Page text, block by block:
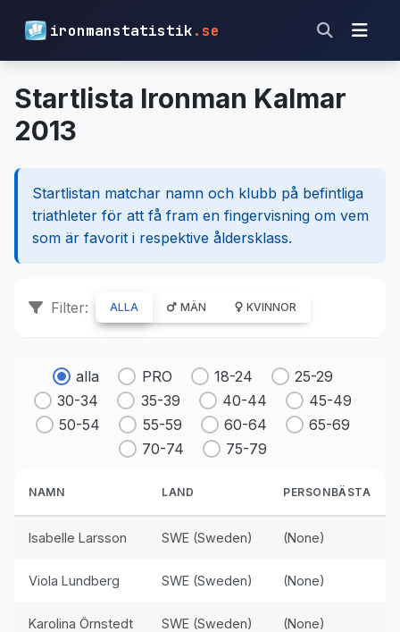
ironmanstatistik.se
Startlista Ironman Kalmar
2013
Startlistan matchar namn och klubb på befintliga
triathleter för att få fram en fingervisning om vem
som är favorit i respektive åldersklass.
Filter: ALLA MÄN KVINNOR
alla PRO 18-24
25-29
30-34
35-39 40-44
45-49
50-54
55-59 60-64
65-69
70-74
75-79
NAMN LAND PERSONBÄSTA
Isabelle Larsson SWE (Sweden) (None)
Viola Lundberg SWE (Sweden) (None)
Karolina Örnstedt SWE (Sweden) (None)